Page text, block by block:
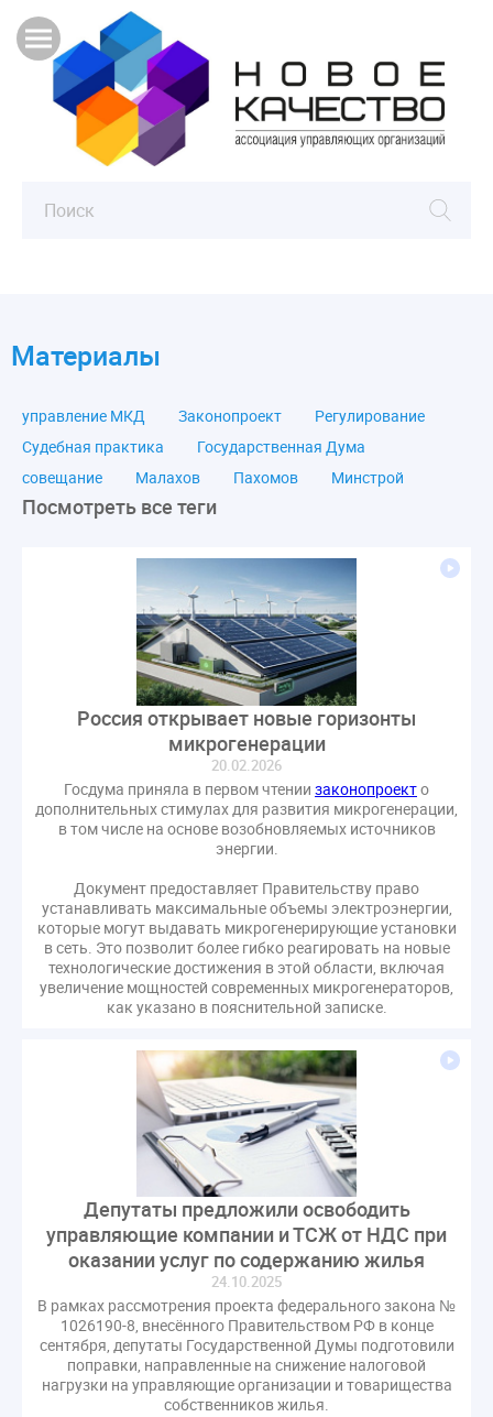
Материалы
управление МКД Законопроект
Регулирование
Судебная практика
Государственная Дума
совещание
Малахов Пахомов
Минстрой
ЛикбезЖКХ
ЖКХ
Строительная неделя
лицензирование
Верховный суд
управляющие компании
МКД
Экспертное мнение
капремонт Вебинар
Комитет по строительству и ЖКХ
Малахов Конференция
Обсуждение
Пени за ЖКУ
Постановление Правительства РФ
ЖКУ
ОСС
Правила
задолженность граждан
ГОСТ
Мероприятия
Постановление
Правительство РФ
ВДГО
Персональные данные
Приказ
ТКО
ЭкспертЖКХ
договор управления МКД
лицензия
операторы связи
проверки
управляющая компания
Интервью
УК
газовое оборудование
государственная дума
проверки ЖКХ
саморегулирование
управляющие организации
Альберт Короленко
ЖК РФ КоАП РФ
Почта России
Стандарты и качество
встреча
налоговая реформа
общее собрание собственников
ответственность
пени по жку
перерасчет платы
тарифы
штраф
ВОК
Всероссийское совещание
ГД
Госсовет
ЕИРЦ
Жилищная инспекция
Закон Хинштейна
Зарубежный опыт
Исследования
Казань
НДС
Общественная палата
Посмотреть все теги
Россия открывает новые горизонты
микрогенерации
20.02.2026
Госдума приняла в первом чтении законопроекто
дополнительных стимулах для развития микрогенерации,
в том числе на основе возобновляемых источников
энергии.
Документ предоставляет Правительству право
устанавливать максимальные объемы электроэнергии,
которые могут выдавать микрогенерирующие установки
в сеть. Это позволит более гибко реагировать на новые
технологические достижения в этой области, включая
увеличение мощностей современных микрогенераторов,
как указано в пояснительной записке.
Депутаты предложили освободить
управляющие компании и ТСЖ от НДС при
оказании услуг по содержанию жилья
24.10.2025
В рамках рассмотрения проекта федерального закона №
1026190-8, внесённого Правительством РФ в конце
сентября, депутаты Государственной Думы подготовили
поправки, направленные на снижение налоговой
нагрузки на управляющие организации и товарищества
собственников жилья.